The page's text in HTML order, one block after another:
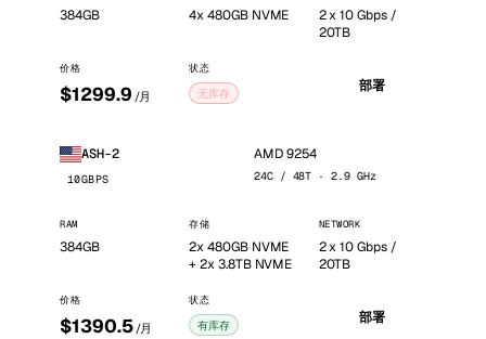
384GB 4x 480GB NVME
2 x 10 Gbps /
20TB
价格
$1299.9 /月
状态
无库存 部署
ASH-2
10GBPS
AMD 9254
24C / 48T · 2.9 GHz
RAM
384GB
存储
2x 480GB NVME
+ 2x 3.8TB NVME
NETWORK
2 x 10 Gbps /
20TB
价格
$1390.5 /月
状态
有库存 部署